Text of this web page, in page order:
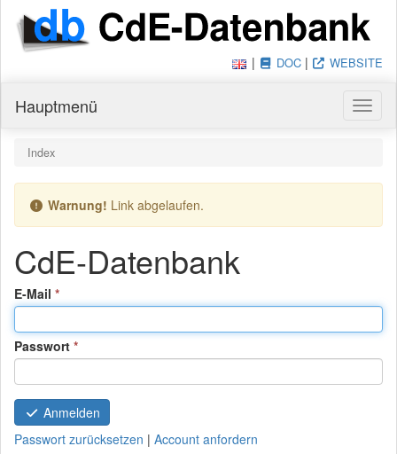
| DOC | WEBSITE
Hauptmenü
Index
Warnung! Link abgelaufen.
CdE-Datenbank
E-Mail (Pflichtfeld)
Passwort(Pflichtfeld)
Anmelden
Passwort zurücksetzen | Account anfordern